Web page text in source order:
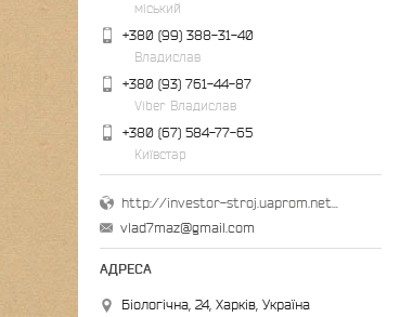
міський
+380 (99) 388-31-40
Владислав
+380 (93) 761-44-87
Viber Владислав
+380 (67) 584-77-65
Київстар
vlad7maz@gmail.com
Біологічна, 24, Харків, Україна